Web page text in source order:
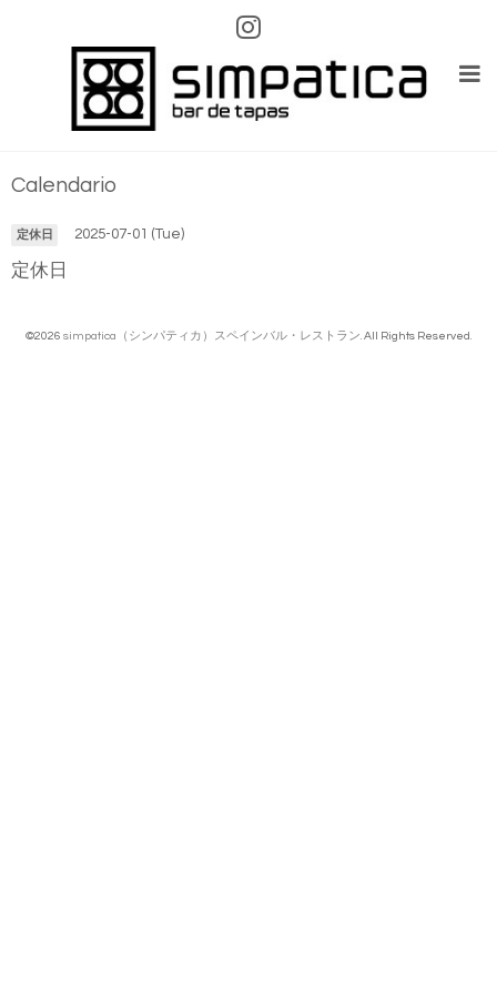
Calendario
定休日 2025-07-01 (Tue)
定休日
©2026 simpatica（シンパティカ）スペインバル・レストラン . All Rights Reserved.